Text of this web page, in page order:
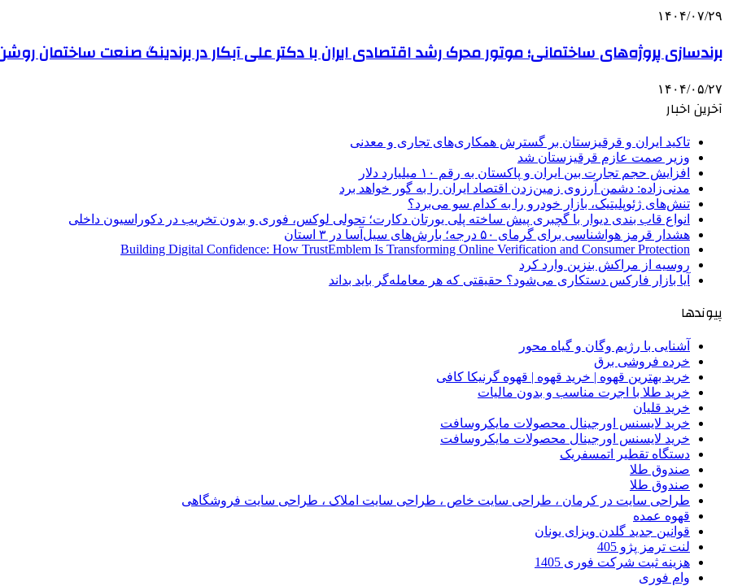
۱۴۰۴/۰۷/۲۹
برندسازی پروژه‌های ساختمانی؛ موتور محرک رشد اقتصادی ایران با دکتر علی آبکار در برندینگ صنعت ساختمان
۱۴۰۴/۰۵/۲۷
آخرین اخبار
تاکید ایران و قرقیزستان بر گسترش همکاری‌های تجاری و معدنی
وزیر صمت عازم قرقیزستان شد
افزایش حجم تجارت بین ایران و پاکستان به رقم ۱۰ میلیارد دلار
مدنی‌زاده: دشمن آرزوی زمین‌زدن اقتصاد ایران را به گور خواهد برد
تنش‌های ژئوپلیتیک، بازار خودرو را به کدام سو می‌برد؟
انواع قاب بندی دیوار با گچبری پیش ساخته پلی یورتان دکارت؛ تحولی لوکس، فوری و بدون تخریب در دکوراسیون داخلی
هشدار قرمز هواشناسی برای گرمای ۵۰ درجه؛ بارش‌های سیل‌آسا در ۳ استان
Building Digital Confidence: How TrustEmblem Is Transforming Online Verification and Consumer Protection
روسیه از مراکش بنزین وارد کرد
آیا بازار فارکس دستکاری می‌شود؟ حقیقتی که هر معامله‌گر باید بداند
پیوندها
آشنایی با رژیم وگان و گیاه محور
خرده فروشی برق
خرید بهترین قهوه | خرید قهوه | قهوه گرنیکا کافی
خرید طلا با اجرت مناسب و بدون مالیات
خرید قلیان
خرید لایسنس اورجینال محصولات مایکروسافت
خرید لایسنس اورجینال محصولات مایکروسافت
دستگاه تقطیر اتمسفریک
صندوق طلا
صندوق طلا
طراحی سایت در کرمان ، طراحی سایت خاص ، طراحی سایت املاک ، طراحی سایت فروشگاهی
قهوه عمده
قوانین جدید گلدن ویزای یونان
لنت ترمز پژو 405
هزینه ثبت شرکت فوری 1405
وام فوری